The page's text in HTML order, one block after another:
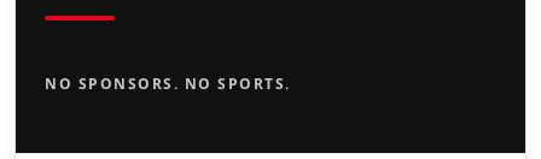
NO SPONSORS. NO SPORTS.